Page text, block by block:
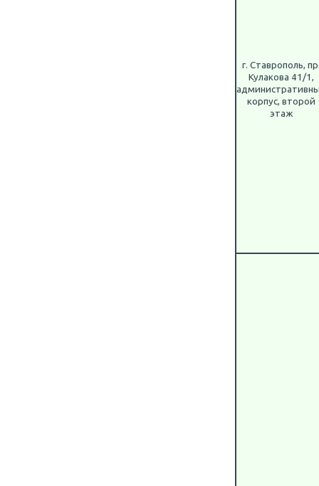
г. Ставрополь,
Кулакова 41/1,
корпус, второй
этаж